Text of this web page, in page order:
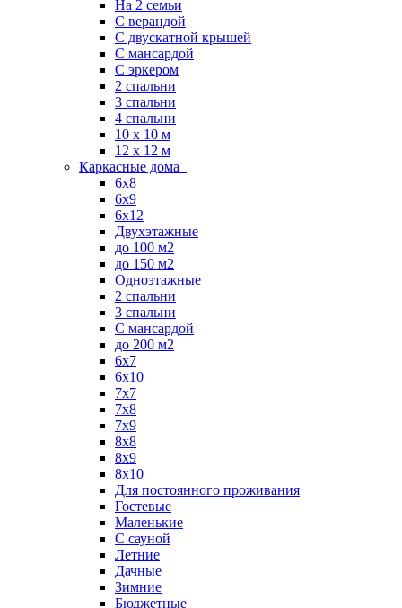
На 2 семьи
С верандой
С двускатной крышей
С мансардой
С эркером
2 спальни
3 спальни
4 спальни
10 x 10 м
12 x 12 м
Каркасные дома
6х8
6х9
6х12
Двухэтажные
до 100 м2
до 150 м2
Одноэтажные
2 спальни
3 спальни
С мансардой
до 200 м2
6х7
6х10
7х7
7х8
7х9
8х8
8х9
8х10
Для постоянного проживания
Гостевые
Маленькие
С сауной
Летние
Дачные
Зимние
Бюджетные